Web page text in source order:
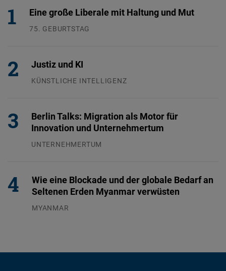
Eine große Liberale mit Haltung und Mut
75. GEBURTSTAG
Justiz und KI
KÜNSTLICHE INTELLIGENZ
Berlin Talks: Migration als Motor für
Innovation und Unternehmertum
UNTERNEHMERTUM
Wie eine Blockade und der globale Bedarf an
Seltenen Erden Myanmar verwüsten
MYANMAR